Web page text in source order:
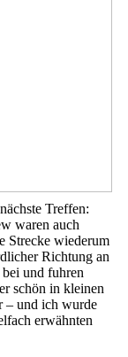
Treffen:
waren auch
Strecke wiederum
Richtung an
und fuhren
schön in kleinen
– und ich wurde
erwähnten